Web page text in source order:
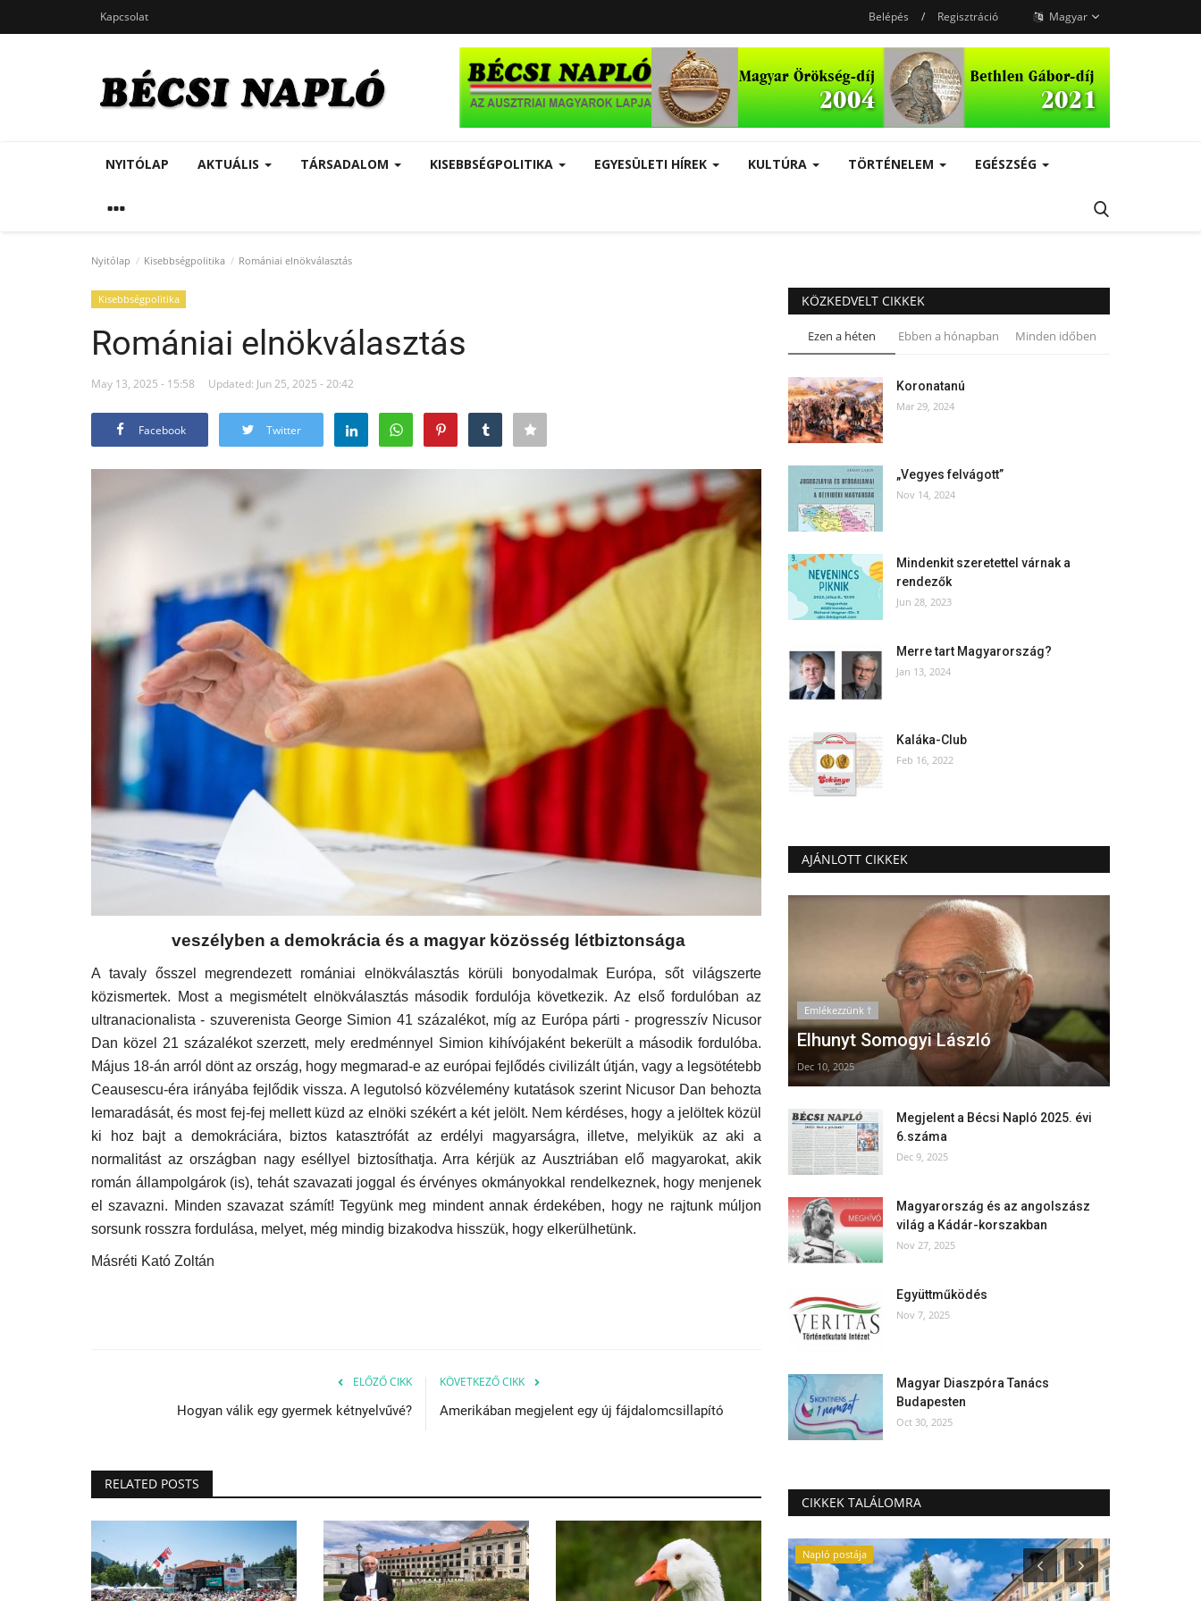
Kapcsolat Belépés / Regisztráció Magyar
NYITÓLAP AKTUÁLIS TÁRSADALOM KISEBBSÉGPOLITIKA EGYESÜLETI HÍREK KULTÚRA TÖRTÉNELEM EGÉSZSÉG
Nyitólap Kisebbségpolitika Romániai elnökválasztás
Kisebbségpolitika
Romániai elnökválasztás
May 13, 2025 - 15:58 Updated: Jun 25, 2025 - 20:42
Facebook Twitter
veszélyben a demokrácia és a magyar közösség létbiztonsága
A tavaly ősszel megrendezett romániai elnökválasztás körüli bonyodalmak Európa, sőt világszerte
közismertek. Most a megismételt elnökválasztás második fordulója következik. Az első fordulóban az
ultranacionalista - szuverenista George Simion 41 százalékot, míg az Európa párti - progresszív Nicusor
Dan közel 21 százalékot szerzett, mely eredménnyel Simion kihívójaként bekerült a második fordulóba.
Május 18-án arról dönt az ország, hogy megmarad-e az európai fejlődés civilizált útján, vagy a legsötétebb
Ceausescu-éra irányába fejlődik vissza. A legutolsó közvélemény kutatások szerint Nicusor Dan behozta
lemaradását, és most fej-fej mellett küzd az elnöki székért a két jelölt. Nem kérdéses, hogy a jelöltek közül
ki hoz bajt a demokráciára, biztos katasztrófát az erdélyi magyarságra, illetve, melyikük az aki a
normalitást az országban nagy eséllyel biztosíthatja. Arra kérjük az Ausztriában elő magyarokat, akik
román állampolgárok (is), tehát szavazati joggal és érvényes okmányokkal rendelkeznek, hogy menjenek
el szavazni. Minden szavazat számít! Tegyünk meg mindent annak érdekében, hogy ne rajtunk múljon
sorsunk rosszra fordulása, melyet, még mindig bizakodva hisszük, hogy elkerülhetünk.
Másréti Kató Zoltán
ELŐZŐ CIKK
Hogyan válik egy gyermek kétnyelvűvé?
KÖVETKEZŐ CIKK
Amerikában megjelent egy új fájdalomcsillapító
RELATED POSTS
KÖZKEDVELT CIKKEK
Ezen a héten Ebben a hónapban Minden időben
Koronatanú
Mar 29, 2024
„Vegyes felvágott”
Nov 14, 2024
Mindenkit szeretettel várnak a
rendezők
Jun 28, 2023
Merre tart Magyarország?
Jan 13, 2024
Kaláka-Club
Feb 16, 2022
AJÁNLOTT CIKKEK
Emlékezzünk †
Elhunyt Somogyi László
Dec 10, 2025
Megjelent a Bécsi Napló 2025. évi
6.száma
Dec 9, 2025
Magyarország és az angolszász
világ a Kádár-korszakban
Nov 27, 2025
Együttműködés
Nov 7, 2025
Magyar Diaszpóra Tanács
Budapesten
Oct 30, 2025
CIKKEK TALÁLOMRA
Aktuális Kisebbségpolitika Napló postája